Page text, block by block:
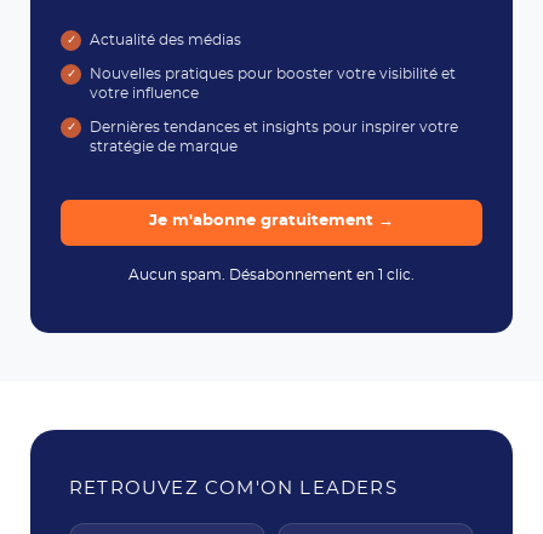
Actualité des médias
Nouvelles pratiques pour booster votre visibilité et
votre influence
Dernières tendances et insights pour inspirer votre
stratégie de marque
Je m'abonne gratuitement →
Aucun spam. Désabonnement en 1 clic.
RETROUVEZ COM'ON LEADERS